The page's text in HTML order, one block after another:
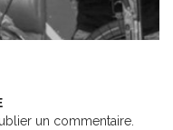
un commentaire.